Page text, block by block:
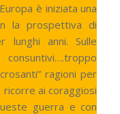
è iniziata una
la prospettiva di
lunghi anni. Sulle
ragioni per
ai coraggiosi
guerra e con